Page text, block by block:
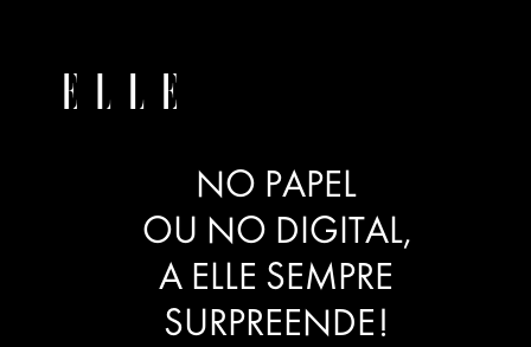
NO PAPEL
OU NO DIGITAL,
A ELLE SEMPRE
SURPREENDE!